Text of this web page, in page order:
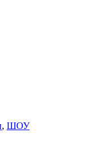
, ШОУ